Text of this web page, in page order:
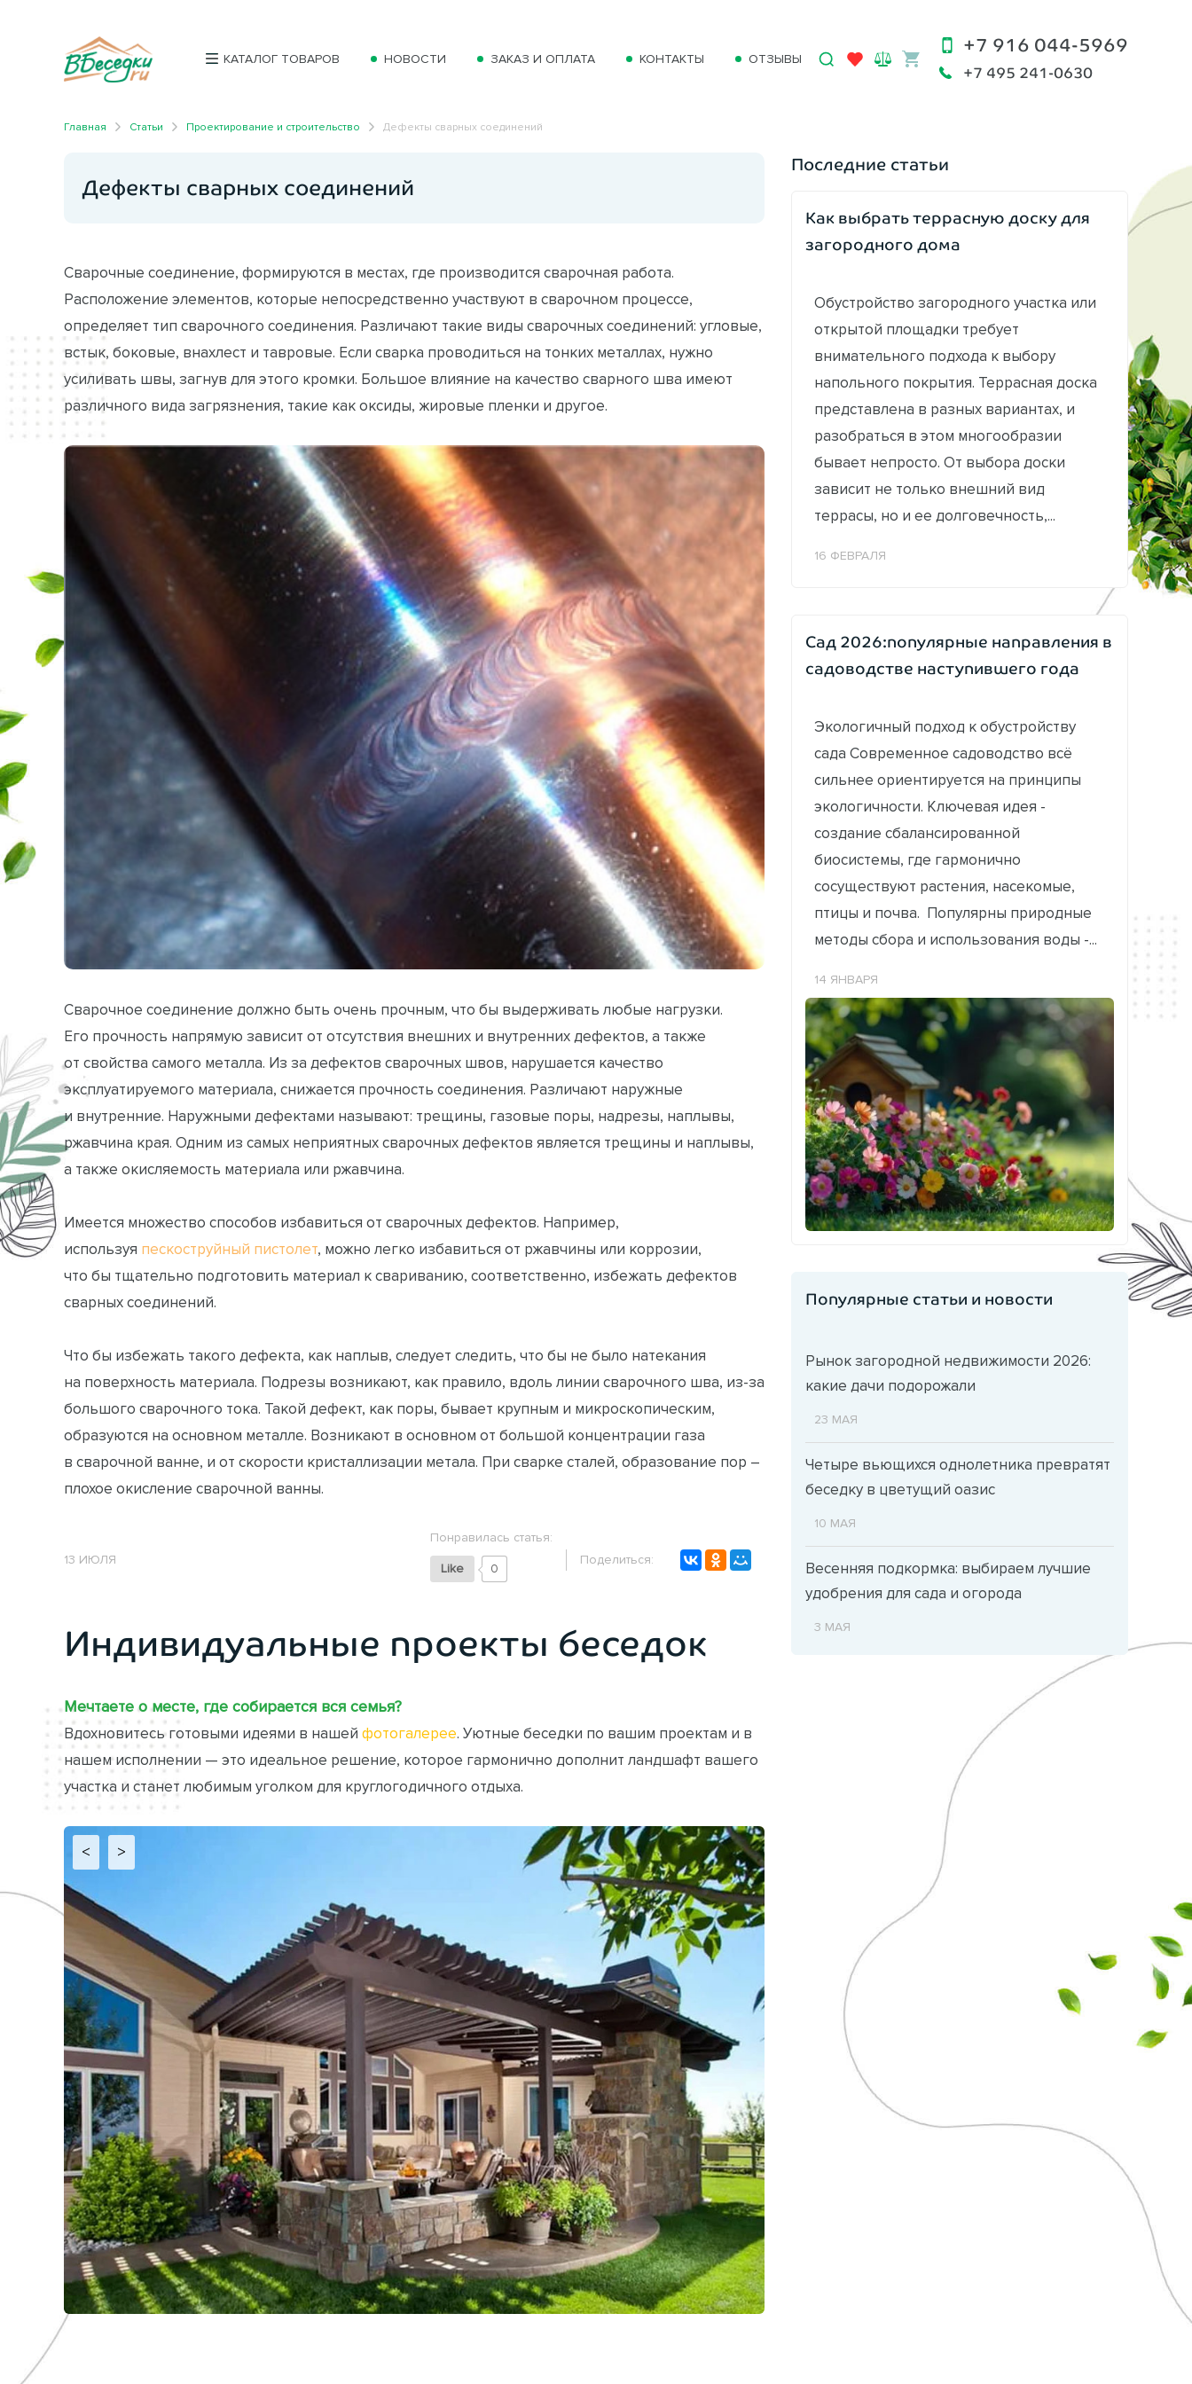
КАТАЛОГ ТОВАРОВ НОВОСТИ ЗАКАЗ И ОПЛАТА КОНТАКТЫ ОТЗЫВЫ
+7 916 044-5969
+7 495 241-0630
Главная Статьи Проектирование и строительство Дефекты сварных соединений
Дефекты сварных соединений
Сварочные соединение, формируются в местах, где производится сварочная работа.
Расположение элементов, которые непосредственно участвуют в сварочном процессе,
определяет тип сварочного соединения. Различают такие виды сварочных соединений: угловые,
встык, боковые, внахлест и тавровые. Если сварка проводиться на тонких металлах, нужно
усиливать швы, загнув для этого кромки. Большое влияние на качество сварного шва имеют
различного вида загрязнения, такие как оксиды, жировые пленки и другое.
Сварочное соединение должно быть очень прочным, что бы выдерживать любые нагрузки.
Его прочность напрямую зависит от отсутствия внешних и внутренних дефектов, а также
от свойства самого металла. Из за дефектов сварочных швов, нарушается качество
эксплуатируемого материала, снижается прочность соединения. Различают наружные
и внутренние. Наружными дефектами называют: трещины, газовые поры, надрезы, наплывы,
ржавчина края. Одним из самых неприятных сварочных дефектов является трещины и наплывы,
а также окисляемость материала или ржавчина.
Имеется множество способов избавиться от сварочных дефектов. Например,
используя пескоструйный пистолет, можно легко избавиться от ржавчины или коррозии,
что бы тщательно подготовить материал к свариванию, соответственно, избежать дефектов
сварных соединений.
Что бы избежать такого дефекта, как наплыв, следует следить, что бы не было натекания
на поверхность материала. Подрезы возникают, как правило, вдоль линии сварочного шва, из-за
большого сварочного тока. Такой дефект, как поры, бывает крупным и микроскопическим,
образуются на основном металле. Возникают в основном от большой концентрации газа
в сварочной ванне, и от скорости кристаллизации метала. При сварке сталей, образование пор –
плохое окисление сварочной ванны.
13 ИЮЛЯ
Понравилась статья:
Like 0
Поделиться:
Индивидуальные проекты беседок
Мечтаете о месте, где собирается вся семья?
Вдохновитесь готовыми идеями в нашей фотогалерее. Уютные беседки по вашим проектам и в
нашем исполнении — это идеальное решение, которое гармонично дополнит ландшафт вашего
участка и станет любимым уголком для круглогодичного отдыха.
< >
Последние статьи
Как выбрать террасную доску для
загородного дома
Обустройство загородного участка или
открытой площадки требует
внимательного подхода к выбору
напольного покрытия. Террасная доска
представлена в разных вариантах, и
разобраться в этом многообразии
бывает непросто. От выбора доски
зависит не только внешний вид
террасы, но и ее долговечность,...
16 ФЕВРАЛЯ
Сад 2026:популярные направления в
садоводстве наступившего года
Экологичный подход к обустройству
сада Современное садоводство всё
сильнее ориентируется на принципы
экологичности. Ключевая идея -
создание сбалансированной
биосистемы, где гармонично
сосуществуют растения, насекомые,
птицы и почва. Популярны природные
методы сбора и использования воды -...
14 ЯНВАРЯ
Популярные статьи и новости
Рынок загородной недвижимости 2026:
какие дачи подорожали
23 МАЯ
Четыре вьющихся однолетника превратят
беседку в цветущий оазис
10 МАЯ
Весенняя подкормка: выбираем лучшие
удобрения для сада и огорода
3 МАЯ